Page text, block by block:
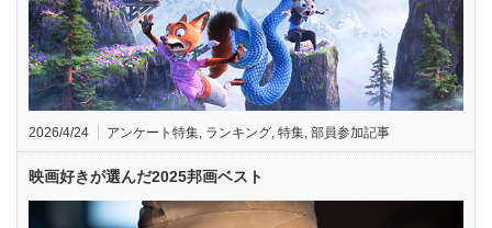
2026/4/24 アンケート特集, ランキング, 特集, 部員参加記事
映画好きが選んだ2025邦画ベスト